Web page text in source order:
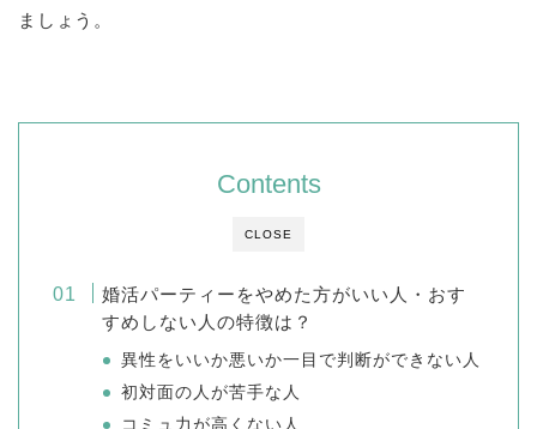
ましょう。
CLOSE
Contents
婚活パーティーをやめた方がいい人・おす
すめしない人の特徴は？
異性をいいか悪いか一目で判断ができない人
初対面の人が苦手な人
コミュ力が高くない人